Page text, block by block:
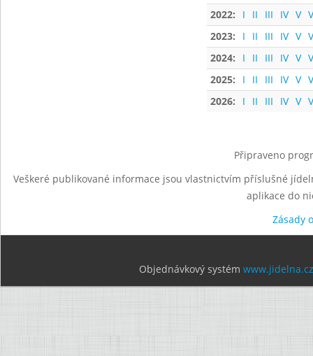
2022:
I II III IV V
2023:
I II III IV V
2024:
I II III IV V
2025:
I II III IV V
2026:
I II III IV V
Připraveno
Veškeré publikované informace jsou vlastnictvím příslušné
aplikace do
Zásady
Objednávkový systém www.jidelna.cz